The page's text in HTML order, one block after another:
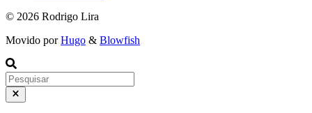
© 2026 Rodrigo Lira
Movido porHugo & Blowfish